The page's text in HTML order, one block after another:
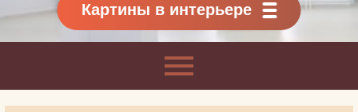
Картины в интерьере